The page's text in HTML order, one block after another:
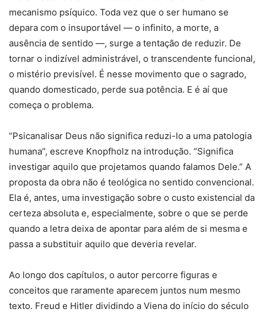
mecanismo psíquico. Toda vez que o ser humano se
depara com o insuportável — o infinito, a morte, a
ausência de sentido —, surge a tentação de reduzir. De
tornar o indizível administrável, o transcendente funcional,
o mistério previsível. É nesse movimento que o sagrado,
quando domesticado, perde sua potência. E é aí que
começa o problema.
“Psicanalisar Deus não significa reduzi-lo a uma patologia
humana”, escreve Knopfholz na introdução. “Significa
investigar aquilo que projetamos quando falamos Dele.” A
proposta da obra não é teológica no sentido convencional.
Ela é, antes, uma investigação sobre o custo existencial da
certeza absoluta e, especialmente, sobre o que se perde
quando a letra deixa de apontar para além de si mesma e
passa a substituir aquilo que deveria revelar.
Ao longo dos capítulos, o autor percorre figuras e
conceitos que raramente aparecem juntos num mesmo
texto. Freud e Hitler dividindo a Viena do início do século